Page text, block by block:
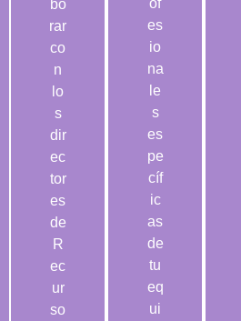
bo
rar
co
n
lo
s
dir
ec
tor
es
de
R
ec
ur
so
es
io
na
le
s
es
pe
cíf
ic
as
de
tu
eq
ui